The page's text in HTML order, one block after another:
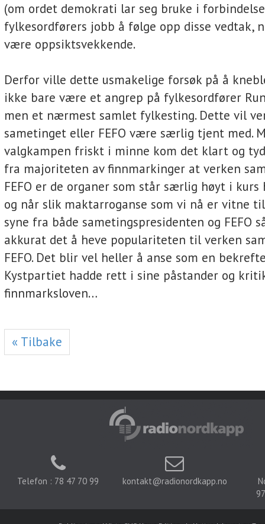
(om ordet demokrati lar seg bruke i forbindelse
fylkesordførers jobb å følge opp disse vedtak,
være oppsiktsvekkende.
Derfor ville dette usmakelige forsøk på å
ikke bare være et angrep på fylkesordfører
men et nærmest samlet fylkesting. Dette vil
sametinget eller FEFO være særlig tjent med.
valgkampen friskt i minne kom det klart og
fra majoriteten av finnmarkinger at verken
FEFO er de organer som står særlig høyt i
og når slik maktarroganse som vi nå er vitne
syne fra både sametingspresidenten og FEFO
akkurat det å heve populariteten til verken
FEFO. Det blir vel heller å anse som en
Kystpartiet hadde rett i sine påstander og
finnmarksloven…
« Tilbake
Telefon : 78 47 70 99 kontakt@radionordkapp.no